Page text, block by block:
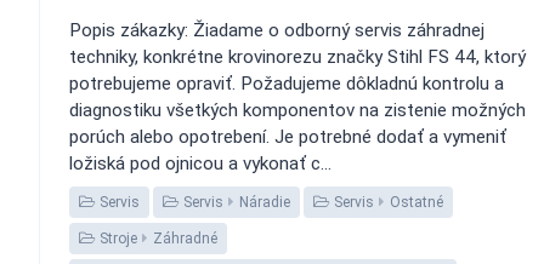
Popis zákazky: Žiadame o odborný servis záhradnej
techniky, konkrétne krovinorezu značky Stihl FS 44, ktorý
potrebujeme opraviť. Požadujeme dôkladnú kontrolu a
diagnostiku všetkých komponentov na zistenie možných
porúch alebo opotrebení. Je potrebné dodať a vymeniť
ložiská pod ojnicou a vykonať c...
Servis Servis Náradie Servis Ostatné
Stroje Záhradné